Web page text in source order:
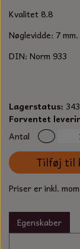
OLIE TIL
Kvalitet 8.8
Nøglevidde: 7 mm.
DIN: Norm 933
Lagerstatus:
Forventet
Antal
Tilføj til
Priser er inkl.
Egenskaber